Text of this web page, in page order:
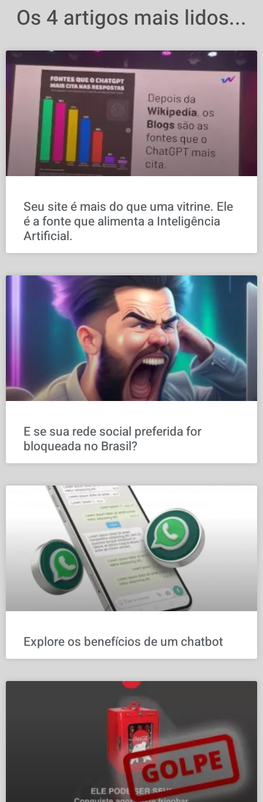
Os 4 artigos mais lidos...
Seu site é mais do que uma vitrine. Ele
é a fonte que alimenta a Inteligência
Artificial.
E se sua rede social preferida for
bloqueada no Brasil?
Explore os benefícios de um chatbot